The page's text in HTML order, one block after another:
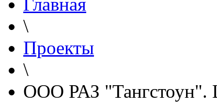
\
Проекты
\
ООО РАЗ "Тангстоун".